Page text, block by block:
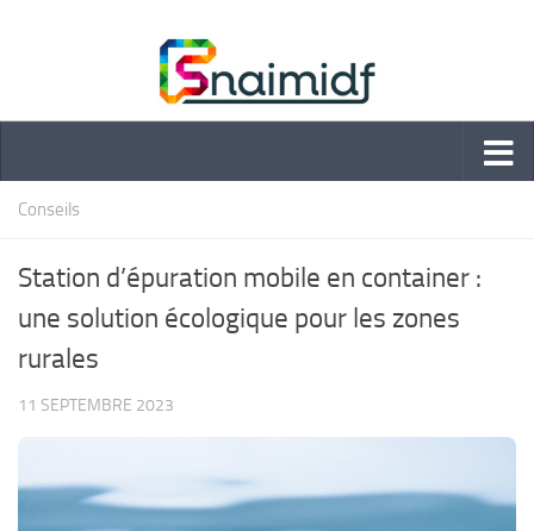
Conseils
Station d’épuration mobile en container :
une solution écologique pour les zones
rurales
11 SEPTEMBRE 2023